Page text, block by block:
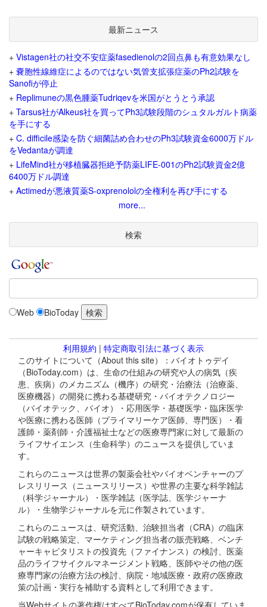
最新ニュース
+ Vistagen社の社交不安症薬fasedienolの2回点鼻も有意効果なし
+ 嚢胞性線維症によるのではない気管支拡張症薬のPh2試験を
Sanofiが停止
+ Replimuneの黒色腫薬Tudriqevを米国がとうとう承認
+ Tarsus社がAlkeus社を買ってPh3試験段階のシュタルガルト病薬
を手にする
+ C. difficile感染を防ぐ細菌詰め合わせのPh3試験資金6000万ドル
をVedantaが調達
+ LifeMind社が移植臓器拒絶予防薬LIFE-001のPh2試験資金2億
6400万ドル調達
+ Actimedが悪液質薬S-oxprenololの全権利を再び手にする
more...
検索
Web BioToday
利用規約 | 特定商取引法に基づく表示
このサイトについて（About this site）：バイオトゥデイ
（BioToday.com）は、生命の仕組みの研究や人の病気（疾
患、疾病）のメカニズム（機序）の研究・治療法（治療薬、
医療機器）の開発に携わる基礎研究・バイオテクノロジー
（バイオテック、バイオ）・応用医学・基礎医学・臨床医学
や医療に携わる医師（プライマリーケア医師、専門医）・看
護師・薬剤師・介護福祉士などの医療専門家に対して最新の
ライフサイエンス（生命科学）のニュースを提供していま
す。
これらのニュースは世界の製薬会社やバイオベンチャーのプ
レスリリース（ニュースリリース）や世界の主要な科学雑誌
（科学ジャーナル）・医学雑誌（医学誌、医学ジャーナ
ル）・生物学ジャーナルを元に作製されています。
これらのニュースは、研究活動、治験担当者（CRA）の臨床
試験の戦略策定、マーケティング担当者の販売戦略、ベンチ
ャーキャピタリストの投資先（ファイナンス）の検討、医薬
品のライフサイクルマネージメント戦略、医師やその他の医
療専門家の治療方法の検討、病院・地域医療・政府の医療政
策の計画・実行を補助する資料として利用できます。